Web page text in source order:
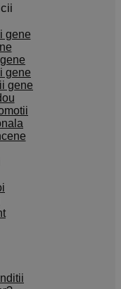
gene
gene
gene